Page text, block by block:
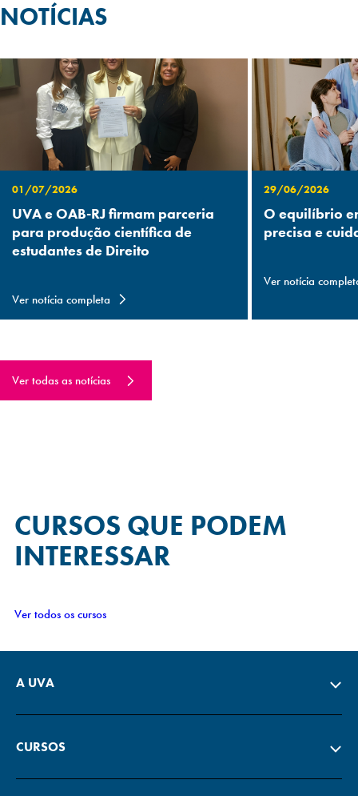
NOTÍCIAS
01/07/2026
UVA e OAB-RJ firmam parceria
para produção científica de
estudantes de Direito
Ver notícia completa
29/06/2026
O equilíbrio
precisa e
Ver notícia
Ver todas as notícias
CURSOS QUE PODEM
INTERESSAR
Ver todos os cursos
A UVA
CURSOS